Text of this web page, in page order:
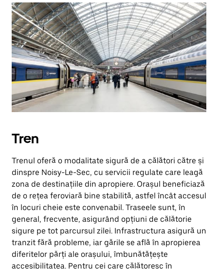
Tren
Trenul oferă o modalitate sigură de a călători către și
dinspre Noisy-Le-Sec, cu servicii regulate care leagă
zona de destinațiile din apropiere. Orașul beneficiază
de o rețea feroviară bine stabilită, astfel încât accesul
în locuri cheie este convenabil. Traseele sunt, în
general, frecvente, asigurând opțiuni de călătorie
sigure pe tot parcursul zilei. Infrastructura asigură un
tranzit fără probleme, iar gările se află în apropierea
diferitelor părți ale orașului, îmbunătățește
accesibilitatea. Pentru cei care călătoresc în